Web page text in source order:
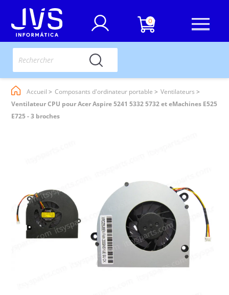
0
Accueil Composants d'ordinateur portable
Ventilateurs
Ventilateur CPU pour Acer Aspire 5241 5332 5732 et eMachines E525
E725 - 3 broches